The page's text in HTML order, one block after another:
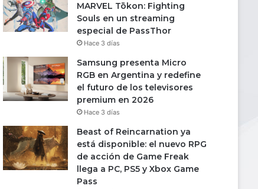
MARVEL Tōkon: Fighting
Souls en un streaming
especial de PassThor
Hace 3 días
Samsung presenta Micro
RGB en Argentina y redefine
el futuro de los televisores
premium en 2026
Hace 3 días
Beast of Reincarnation ya
está disponible: el nuevo RPG
de acción de Game Freak
llega a PC, PS5 y Xbox Game
Pass